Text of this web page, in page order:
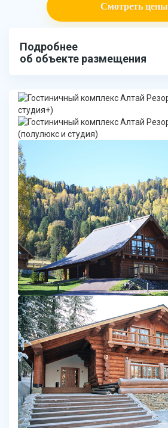
Смотреть цены
Подробнее
об объекте размещения